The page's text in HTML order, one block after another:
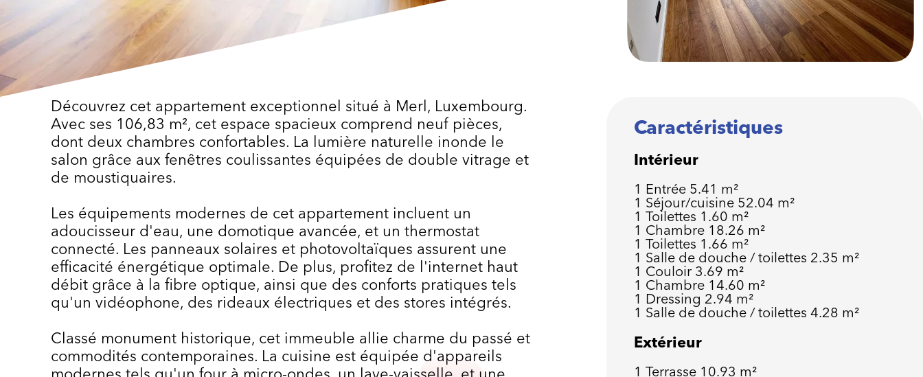
Découvrez cet appartement exceptionnel situé à Merl, Luxembourg.
Avec ses 106,83 m², cet espace spacieux comprend neuf pièces,
dont deux chambres confortables. La lumière naturelle inonde le
salon grâce aux fenêtres coulissantes équipées de double vitrage et
de moustiquaires.
Les équipements modernes de cet appartement incluent un
adoucisseur d'eau, une domotique avancée, et un thermostat
connecté. Les panneaux solaires et photovoltaïques assurent une
efficacité énergétique optimale. De plus, profitez de l'internet haut
débit grâce à la fibre optique, ainsi que des conforts pratiques tels
qu'un vidéophone, des rideaux électriques et des stores intégrés.
Classé monument historique, cet immeuble allie charme du passé et
commodités contemporaines. La cuisine est équipée d'appareils
Caractéristiques
Intérieur
1 Entrée 5.41 m²
1 Séjour/cuisine 52.04 m²
1 Toilettes 1.60 m²
1 Chambre 18.26 m²
1 Toilettes 1.66 m²
1 Salle de douche / toilettes 2.35 m²
1 Couloir 3.69 m²
1 Chambre 14.60 m²
1 Dressing 2.94 m²
1 Salle de douche / toilettes4.28 m²
Extérieur
1 Terrasse 10.93 m²